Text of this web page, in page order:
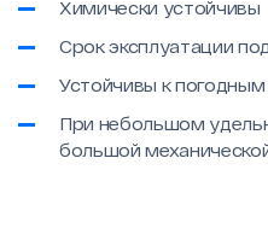
Химически устойчивы
Срок эксплуатации
Устойчивы к
При небольшом
большой